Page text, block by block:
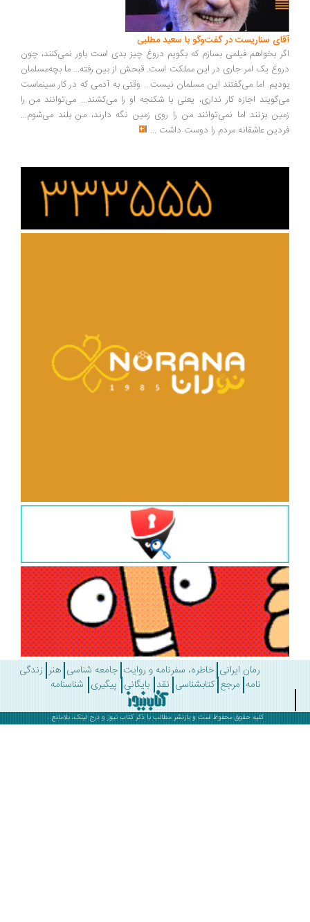
سناریست در گفت‌وگو با سعید مطلبی
بخواهم فیلمی بسازم که بگویم دروغ چیز بدی است باور نمی‌کنند، چون
یک امر جاری در این مملکت است. قبحش از بین رفته... ما بچه‌مسلمان
اما می‌گفتند این مسلمان نیست... وقتی به آدمی که در کار سینماست
اجازه کار نداری، یعنی با شکنجه او را می‌کشند... می‌توانند من را
بزنند اما نمی‌توانند من را روی زمین نگه دارند، من بلند می‌شوم...
عاشقانه مردم را دوست داشت ...
رمان ایرانی خاطره، سفرنامه و روایت جامعه شناسی هنر زندگی
مرجع کتابشناسی نقد بایگانی پیگیری شناسنامه
کلیه حقوق محفوظ است و بازنشر مطالب با ذکرکتاب نیوز و درج لینک، بلامانع .